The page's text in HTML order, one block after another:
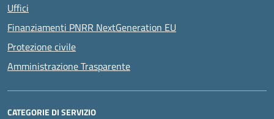
Uffici
Finanziamenti PNRR NextGeneration EU
Protezione civile
Amministrazione Trasparente
CATEGORIE DI SERVIZIO